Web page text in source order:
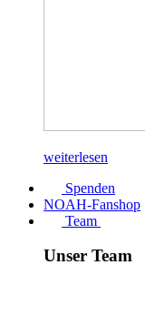
weiterlesen
Spenden
NOAH-Fanshop
Team
Unser Team